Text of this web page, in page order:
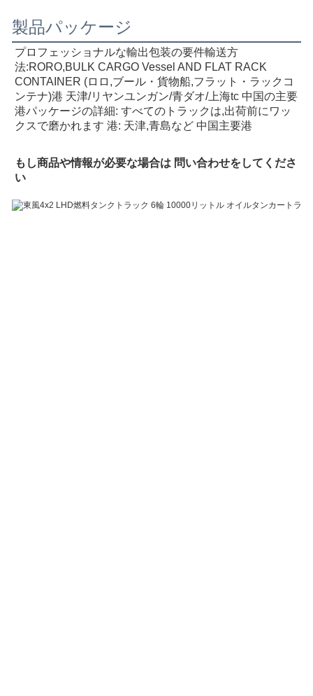
製品パッケージ
プロフェッショナルな輸出包装の要件輸送方
法:RORO,BULK CARGO Vessel AND FLAT RACK
CONTAINER (ロロ,ブール・貨物船,フラット・ラックコ
ンテナ)港 天津/リヤンユンガン/青ダオ/上海tc 中国の主要
港パッケージの詳細: すべてのトラックは,出荷前にワッ
クスで磨かれます 港: 天津,青島など 中国主要港
もし商品や情報が必要な場合は 問い合わせをしてくださ
い